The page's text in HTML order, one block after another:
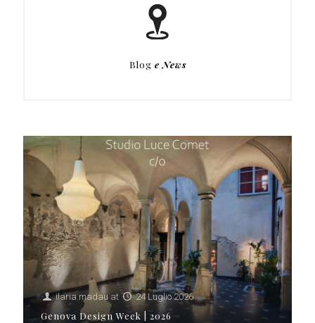
Blog e News
ilaria.madau at 24 Luglio 2026
Genova Design Week | 2026